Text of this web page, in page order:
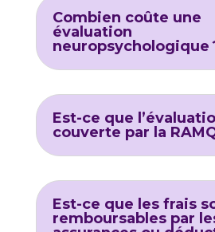
Combien coûte une
évaluation
neuropsychologique
Est-ce que
couverte par la
Est-ce que les frais
remboursables par